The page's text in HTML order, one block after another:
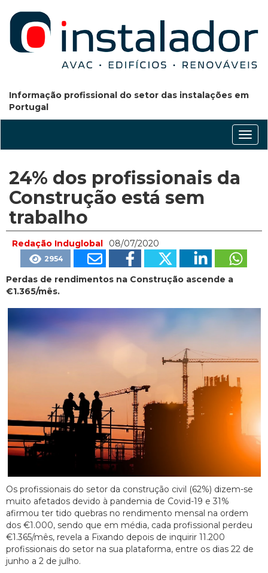
Informação profissional do setor das instalações em
Portugal
24% dos profissionais da
Construção está sem
trabalho
Redação Induglobal 08/07/2020
2954
Perdas de rendimentos na Construção ascende a
€1.365/mês.
Os profissionais do setor da construção civil (62%) dizem-se
muito afetados devido à pandemia de Covid-19 e 31%
afirmou ter tido quebras no rendimento mensal na ordem
dos €1.000, sendo que em média, cada profissional perdeu
€1.365/mês, revela a Fixando depois de inquirir 11.200
profissionais do setor na sua plataforma, entre os dias 22 de
junho a 2 de julho.